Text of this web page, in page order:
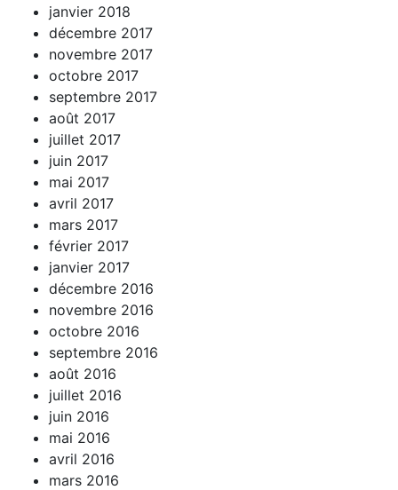
janvier 2018
décembre 2017
novembre 2017
octobre 2017
septembre 2017
août 2017
juillet 2017
juin 2017
mai 2017
avril 2017
mars 2017
février 2017
janvier 2017
décembre 2016
novembre 2016
octobre 2016
septembre 2016
août 2016
juillet 2016
juin 2016
mai 2016
avril 2016
mars 2016